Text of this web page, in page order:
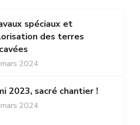
spéciaux et
des terres
2024
2023, sacré chantier !
2024